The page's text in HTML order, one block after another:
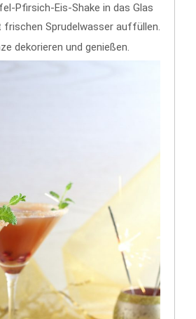
Pfirsich-Eis-Shake in das Glas
frischen Sprudelwasser auffüllen.
dekorieren und genießen.